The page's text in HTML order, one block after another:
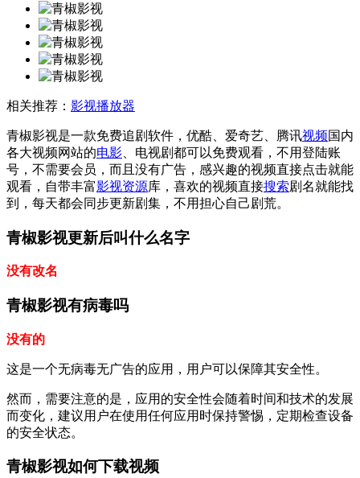
相关推荐： 影视播放器
青椒影视是一款免费追剧软件，优酷、爱奇艺、腾讯视频国内
各大视频网站的电影 、电视剧都可以免费观看，不用登陆账
号，不需要会员，而且没有广告，感兴趣的视频直接点击就能
观看，自带丰富影视资源库，喜欢的视频直接搜索剧名就能找
到，每天都会同步更新剧集，不用担心自己剧荒。
青椒影视更新后叫什么名字
没有改名
青椒影视有病毒吗
没有的
这是一个无病毒无广告的应用，用户可以保障其安全性‌。
然而，需要注意的是，应用的安全性会随着时间和技术的发展
而变化，建议用户在使用任何应用时保持警惕，定期检查设备
的安全状态。
青椒影视如何下载视频